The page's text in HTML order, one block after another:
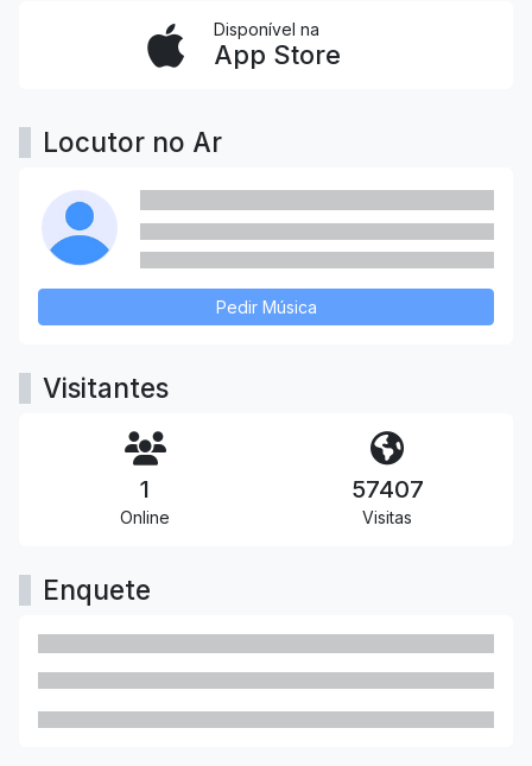
Disponível na
App Store
Locutor no Ar
Pedir Música
Visitantes
1
Online
57407
Visitas
Enquete